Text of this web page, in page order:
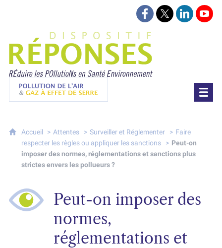
Pollution de l'air & gaz à effet de serre
Suivez-nous sur
Suivez-nous
Accueil Attentes Surveiller et Réglementer
Faire
respecter les règles ou appliquer les sanctions
Peut-on
imposer des normes, réglementations et sanctions plus
strictes envers les pollueurs ?
Peut-on imposer des
normes,
réglementations et